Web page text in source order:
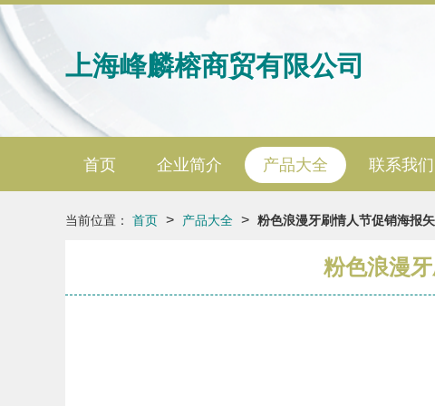
上海峰麟榕商贸有限公司
首页 企业简介 产品大全 联系我们
当前位置： 首页 > 产品大全 > 粉色浪漫牙刷情人节促销海报
粉色浪漫